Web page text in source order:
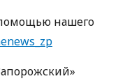
нашего